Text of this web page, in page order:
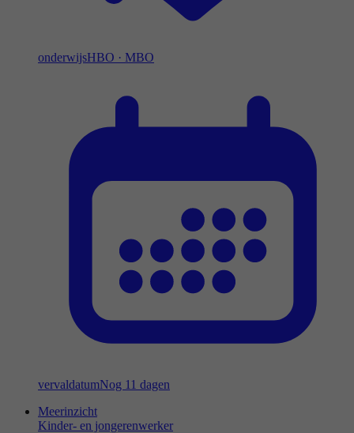
onderwijsHBO · MBO
vervaldatumNog 11 dagen
Meerinzicht
Kinder- en jongerenwerker